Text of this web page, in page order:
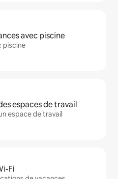
avec piscine
piscine
espaces de travail
espace de travail
Fi